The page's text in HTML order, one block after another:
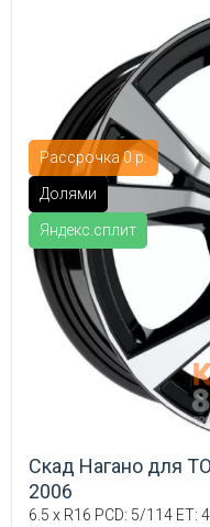
Рассрочка 0 р.
Долями
Яндекс.сплит
Скад Нагано для
2006
6.5 x R16 PCD: 5/114 ET: